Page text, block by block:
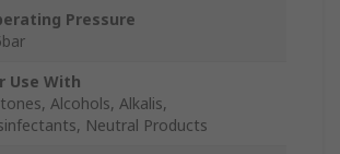
Pressure
Use With
Alcohols, Alkalis,
Neutral Products